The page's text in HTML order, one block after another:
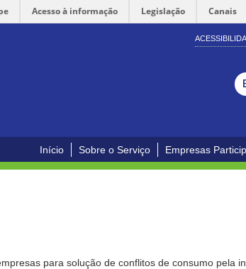
Acesso à informação Legislação Canais
Início Sobre o Serviço Empresas
para solução de conflitos de consumo pela